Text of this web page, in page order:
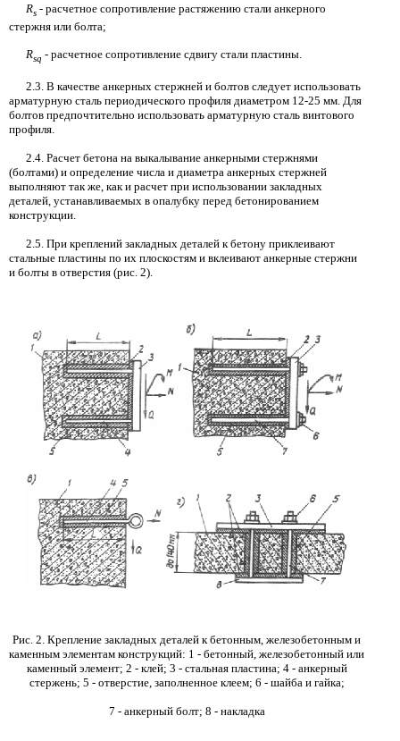
Rs -расчетное сопротивление растяжению стали анкерного
стержня или болта;
Rsq -расчетное сопротивление сдвигу стали пластины.
2.3. В качестве анкерных стержней и болтов следует использовать
арматурную сталь периодического профиля диаметром 12-25 мм. Для
болтов предпочтительно использовать арматурную сталь винтового
профиля.
2.4. Расчет бетона на выкалывание анкерными стержнями
(болтами) и определение числа и диаметра анкерных стержней
выполняют так же, как и расчет при использовании закладных
деталей, устанавливаемых в опалубку перед бетонированием
конструкции.
2.5. При креплений закладных деталей к бетону приклеивают
стальные пластины по их плоскостям и вклеивают анкерные стержни
и болты в отверстия (рис. 2).
Рис. 2. Крепление закладных деталей к бетонным, железобетонным и
каменным элементам конструкций: 1 - бетонный, железобетонный или
каменный элемент; 2 - клей; 3 - стальная пластина; 4 - анкерный
стержень; 5 - отверстие, заполненное клеем; 6 - шайба и гайка;
7 -анкерный болт; 8 - накладка